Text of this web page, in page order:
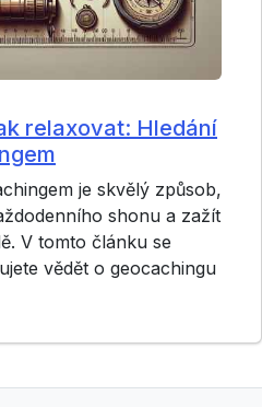
relaxovat: Hledání
je skvělý způsob,
shonu a zažít
V tomto článku se
vědět o geocachingu